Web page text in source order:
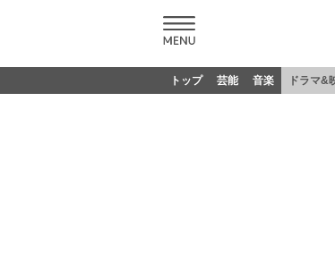
トップ 芸能 音楽 ドラマ&